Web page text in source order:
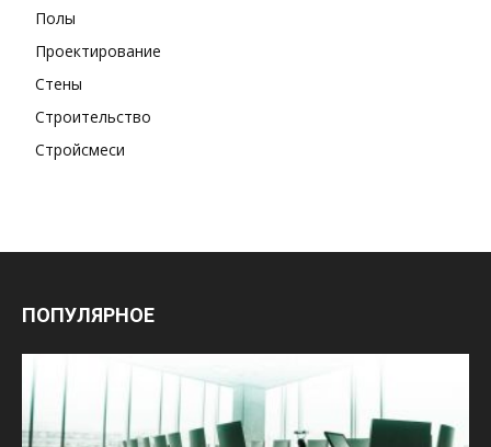
Полы
Проектирование
Стены
Строительство
Стройсмеси
ПОПУЛЯРНОЕ